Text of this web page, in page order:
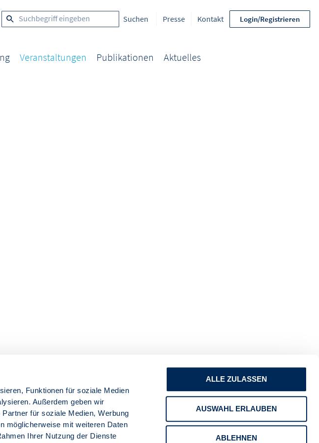
Funktionen für soziale Medien
Außerdem geben wir
für soziale Medien, Werbung
möglicherweise mit weiteren Daten
Ihrer Nutzung der Dienste
ALLE ZULASSEN
AUSWAHL ERLAUBEN
ABLEHNEN
Presse Kontakt Login/Registrieren
Veranstaltungen Publikationen Aktuelles